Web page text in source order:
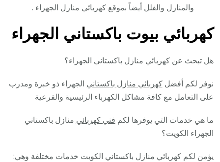
والمنازل والفلل أيضاً بموقع كهربائي منازل الجهراء .
كهربائي بيوت باكستاني الجهراء
هل تبحث عن كهربائي منازل باكستاني الجهراء؟
نوفر لكم أفضلكهربائي منازل باكستاني الجهراء ذو خبرة ومدرب
على التعامل مع كافة مشاكل الكهرباء الرئيسية والفرعية
ما هي خدمات التي يوفرها لكم فني كهربائي منازل باكستاني
الجهراء الكويت؟
يؤمن لكم كهربائي منازل باكستاني الكويت خدمات مختلفة وهي: